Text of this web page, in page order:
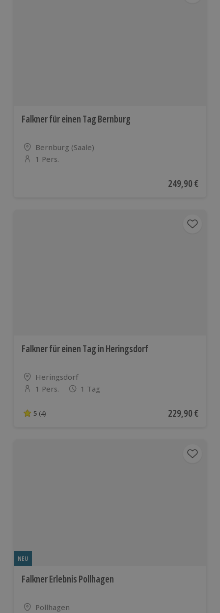
Falkner für einen Tag Bernburg
Standort
Bernburg (Saale)
Anzahl der Teilnehmer
1 Pers.
Aktueller Preis
249,90 €
Falkner für einen Tag in Heringsdorf
Standort
Heringsdorf
Anzahl der Teilnehmer
1 Pers. 1 Tag
5 von 5 Sternen basierend auf 4 Bewertungen
5 (4) Aktueller Preis
229,90 €
NEU
Falkner Erlebnis Pollhagen
Standort
Pollhagen